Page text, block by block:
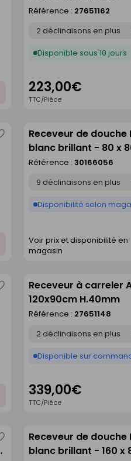
Référence : 27651162
Disponible sous 10 jours
223,00€
TTC/Pièce
comme
Receveur de douche
blanc brillant - 80 x
Référence : 30166056
Disponibilité selon
Voir prix et disponibilité en
magasin
comme
Receveur à carreler
120x90cm H.40mm
Référence : 27651148
Disponible sur
339,00€
TTC/Pièce
Receveur de douche
blanc brillant - 160 x